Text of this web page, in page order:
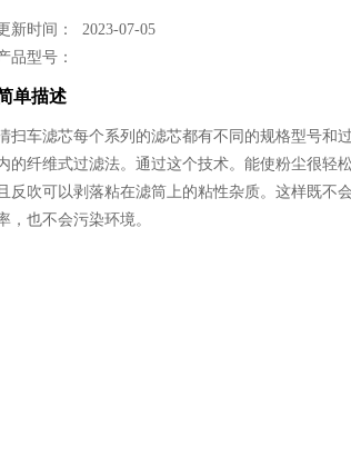
新时间： 2023-07-05
品型号：
单描述
扫车滤芯每个系列的滤芯都有不同的规格型号和
的纤维式过滤法。通过这个技术。能使粉尘很轻
且反吹可以剥落粘在滤筒上的粘性杂质。这样既不
，也不会污染环境。